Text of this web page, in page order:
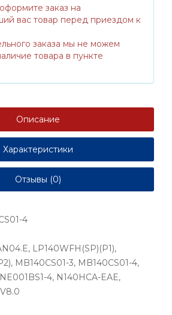
заказ на
вас товар перед приездом к
заказа мы не можем
товара в пункте
Описание
Характеристики
Отзывы (0)
4
LP140WFH(SP)(P1),
MB140CS01-3, MB140CS01-4,
4, N140HCA-EAE,